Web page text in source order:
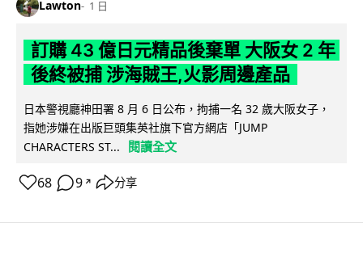
Lawton 1 日
訂購 43 億日元精品後棄單 大阪女 2 年
後終被捕 涉海賊王,火影周邊產品
日本警視廳神田署 8 月 6 日公布，拘捕一名 32 歲大阪女子，
指她涉嫌在出版巨頭集英社旗下官方網店「JUMP
CHARACTERS ST...
閱讀全文
68 9 ↗ 分享